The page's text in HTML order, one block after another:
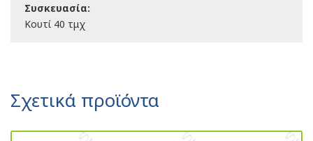
Συσκευασία:
Κουτί 40 τμχ
Σχετικά προϊόντα